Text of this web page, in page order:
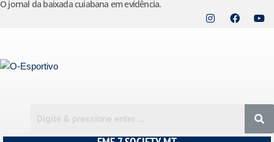
o
O jornal da baixada cuiabana em evidência.